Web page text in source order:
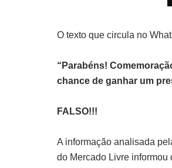
O texto que circula no
“Parabéns!
chance de ganhar um
FALSO!!!
A informação analisada
do Mercado Livre informou